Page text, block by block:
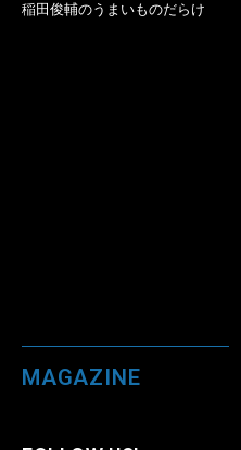
稲田俊輔のうまいものだらけ
MAGAZINE